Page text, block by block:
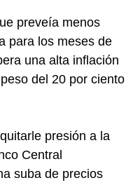
preveía menos
para los meses de
una alta inflación
del 20 por ciento
presión a la
Central
suba de precios